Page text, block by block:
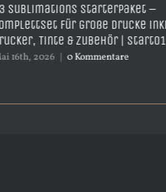
Starterpaket –
für große Drucke inkl.
& Zubehör | Start014
| 0 Kommentare